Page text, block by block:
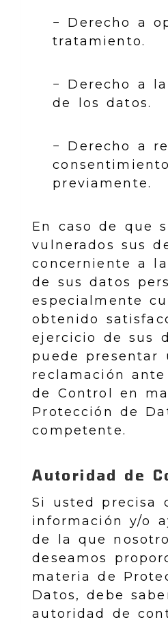
− Derecho a
tratamiento.
− Derecho a
de los datos.
− Derecho a
previamente.
En caso de que
vulnerados sus
concerniente a
de sus datos
especialmente
obtenido
ejercicio de sus
puede presentar
reclamación
de Control en
Protección de
competente.
Autoridad de
Si usted precisa
información y/o
de la que
deseamos
materia de
Datos, debe
autoridad de